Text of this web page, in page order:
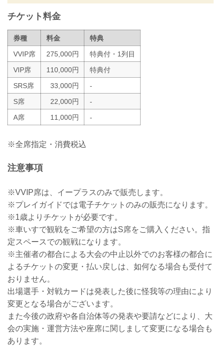
チケット料金
券種 料金
特典
VVIP席
275,000円
特典付・1列目
VIP席
110,000円
特典付
SRS席
33,000円
-
S席
22,000円
-
A席
11,000円 -
※全席指定・消費税込
注意事項
※VVIP席は、イープラスのみで販売します。
※プレイガイドでは電子チケットのみの販売になります。
※1歳よりチケットが必要です。
※車いすで観戦をご希望の方はS席をご購入ください。指
定スペースでの観戦になります。
※主催者の都合による大会の中止以外でのお客様の都合に
よるチケットの変更・払い戻しは、如何なる場合も受付て
おりません。
出場選手・対戦カードは発表した後に怪我等の理由により
変更となる場合がございます。
また今後の政府や各自治体等の発表や要請などにより、大
会の実施・運営方法や座席に関しまして変更になる場合も
あります。